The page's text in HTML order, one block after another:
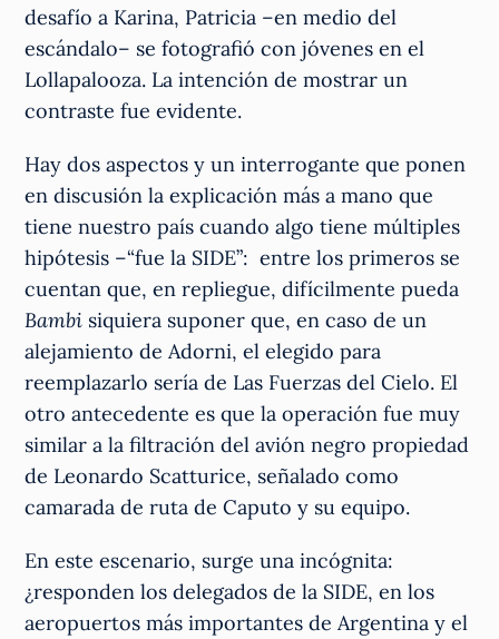
desafío a Karina, Patricia –en medio del
escándalo– se fotografió con jóvenes en el
Lollapalooza. La intención de mostrar un
contraste fue evidente.
Hay dos aspectos y un interrogante que ponen
en discusión la explicación más a mano que
tiene nuestro país cuando algo tiene múltiples
hipótesis –“fue la SIDE”: entre los primeros se
cuentan que, en repliegue, difícilmente pueda
Bambi siquiera suponer que, en caso de un
alejamiento de Adorni, el elegido para
reemplazarlo sería de Las Fuerzas del Cielo. El
otro antecedente es que la operación fue muy
similar a la filtración del avión negro propiedad
de Leonardo Scatturice, señalado como
camarada de ruta de Caputo y su equipo.
En este escenario, surge una incógnita:
¿responden los delegados de la SIDE, en los
aeropuertos más importantes de Argentina y el